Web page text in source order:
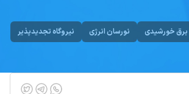
برق خورشیدی نورسان انرژی
نیروگاه تجدیدپذیر